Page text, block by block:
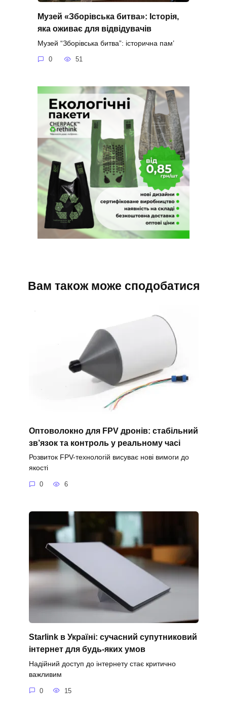
Музей «Зборівська битва»: Історія,
яка оживає для відвідувачів
Музей “Зборівська битва”: історична пам’
0 51
Вам також може сподобатися
Оптоволокно для FPV дронів: стабільний
зв’язок та контроль у реальному часі
Розвиток FPV-технологій висуває нові вимоги до
якості
0 6
Starlink в Україні: сучасний супутниковий
інтернет для будь-яких умов
Надійний доступ до інтернету стає критично
важливим
0 15